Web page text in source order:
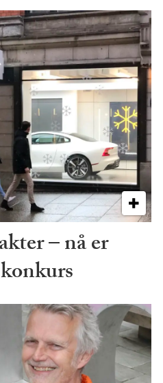
– nå er